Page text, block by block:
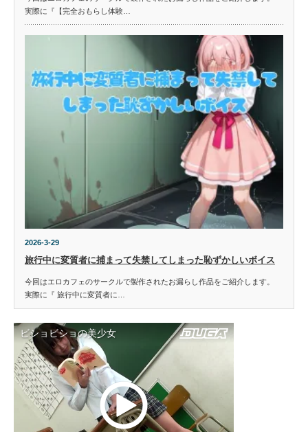
実際に『【完全おもらし体験…
2026-3-29
旅行中に変質者に捕まって失禁してしまった恥ずかしいボイス
今回はエロカフェのサークルで製作されたお漏らし作品をご紹介します。
実際に『 旅行中に変質者に…